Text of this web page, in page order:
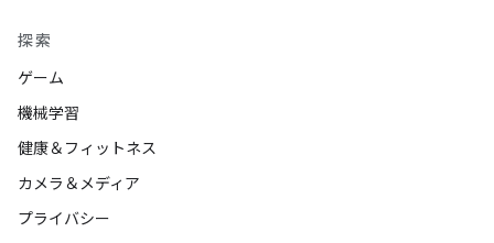
探索
ゲーム
機械学習
健康＆フィットネス
カメラ＆メディア
プライバシー